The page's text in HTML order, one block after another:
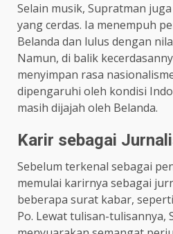
Selain musik, Supratman
yang cerdas. Ia menempuh
Belanda dan lulus dengan
Namun, di balik
menyimpan rasa
dipengaruhi oleh kondisi
masih dijajah oleh Belanda.
Karir sebagai
Sebelum terkenal sebagai
memulai karirnya sebagai
beberapa surat kabar,
Po. Lewat tulisan-tulisannya,